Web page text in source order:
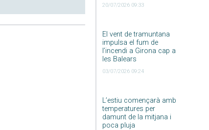
20/07/2026 09:33
El vent de tramuntana
impulsa el fum de
l’incendi a Girona cap a
les Balears
03/07/2026 09:24
L’estiu començarà amb
temperatures per
damunt de la mitjana i
poca pluja